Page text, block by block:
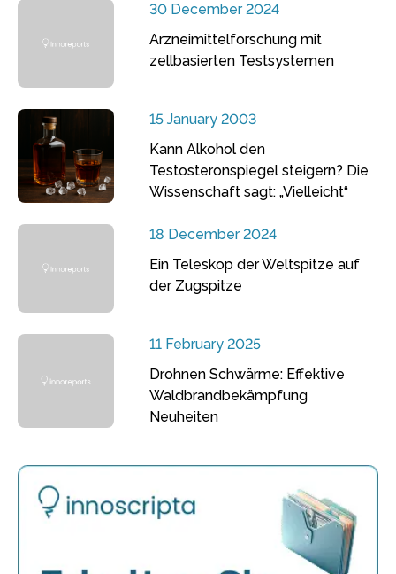
30 December 2024
Arzneimittelforschung mit
zellbasierten Testsystemen
15 January 2003
Kann Alkohol den
Testosteronspiegel steigern? Die
Wissenschaft sagt: „Vielleicht“
18 December 2024
Ein Teleskop der Weltspitze auf
der Zugspitze
11 February 2025
Drohnen Schwärme: Effektive
Waldbrandbekämpfung
Neuheiten